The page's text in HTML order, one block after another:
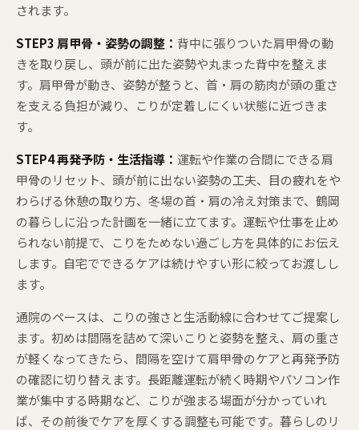
されます。
STEP3 肩甲骨・姿勢の調整： 背中に張りついた肩甲骨の動
きを取り戻し、頭が前に出た姿勢や丸まった背中を整えま
す。肩甲骨が動き、姿勢が整うと、首・肩の筋肉が頭の重さ
を支える負担が減り、こりが定着しにくい状態に近づきま
す。
STEP4 再発予防・生活指導： 運転や作業の合間にできる肩
甲骨のリセット、頭が前に出ない姿勢の工夫、目の疲れをや
わらげる休憩の取り方、冬場の首・肩の冷え対策まで、鶴岡
の暮らしに沿った計画を一緒に立てます。運転や仕事を止め
られない前提で、こりをためない過ごし方を具体的にお伝え
します。自宅でできるケアは続けやすい形に絞ってお渡しし
ます。
通院のペースは、こりの強さと生活動線に合わせてご提案し
ます。初めは間隔を詰めて深いこりと姿勢を整え、肩の重さ
が軽くなってきたら、間隔を空けて肩甲骨のケアと再発予防
の確認に切り替えます。長距離運転が続く時期やパソコン作
業が集中する時期など、こりが強まる場面が分かっていれ
ば、その前後でケアを厚くする調整も可能です。暮らしのリ